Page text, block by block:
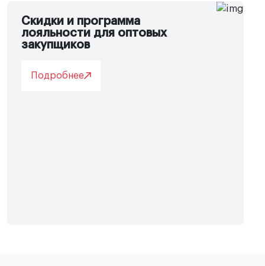
Скидки и программа
лояльности для оптовых
закупщиков
Подробнее